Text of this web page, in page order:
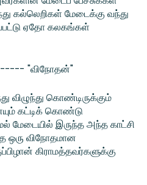
கல்லெறிகள் மேடைக்கு வந்து
ஏதோ கலகங்கள்
"விநோதன்"
விழுந்து கொண்டிருக்கும்
கட்டிக் கொண்டு
மேடையில் இருந்த அந்த காட்சி
விநோதமான
கிராமத்தவர்களுக்கு